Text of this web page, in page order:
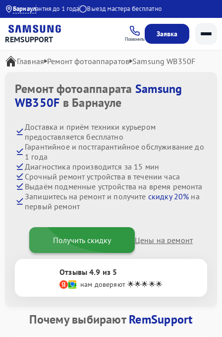
Барнаул
Гарантия до 1 года Выезд мастера бесплатно
REMSUPPORT Позвонить
Заявка
Главная Ремонт фотоаппаратов Samsung WB350F
Ремонт фотоаппарата Samsung
WB350F в Барнауле
Доставка и приём техники курьером
предоставляется бесплатно
Гарантийное и постгарантийное обслуживание до
1 года
Диагностика производится за 15 мин
Срочный ремонт устройства в течении часа
Выдаём подменные устройства на время ремонта
Запишитесь на ремонт и получите скидку 20% на
первый ремонт
Получить скидку Цены на ремонт
Отзывы 4.9 из 5
нам доверяют 🌟🌟🌟🌟🌟
Почему выбираютRemSupport